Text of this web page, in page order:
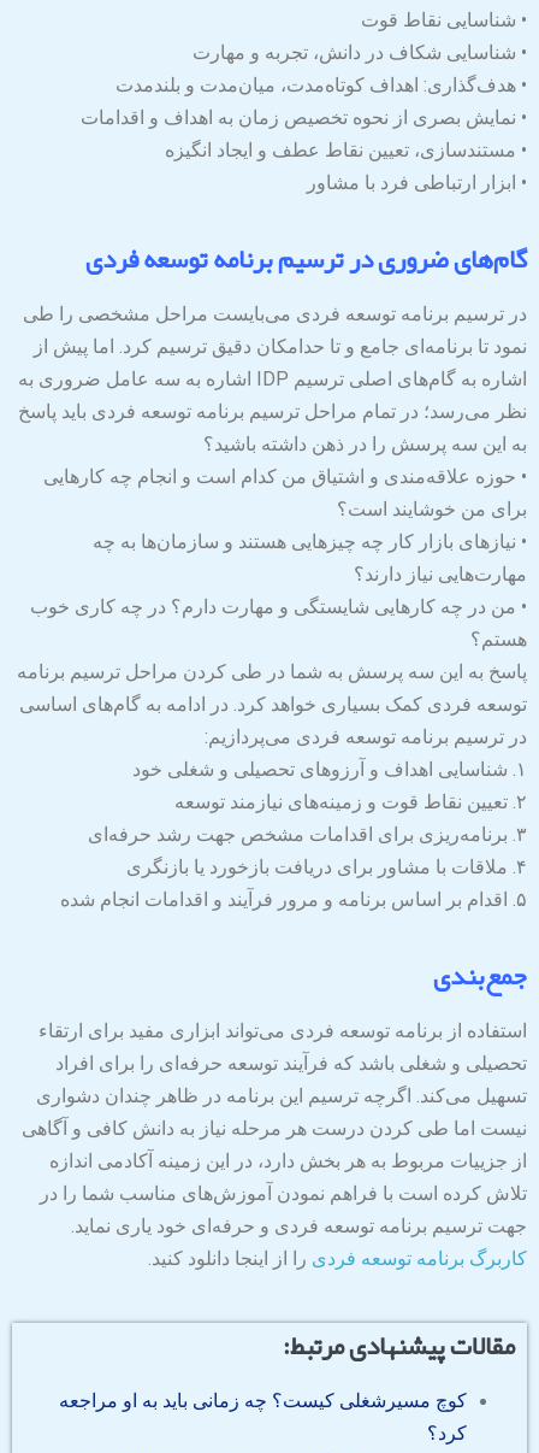
• شناسایی نقاط قوت
• شناسایی شکاف در دانش، تجربه و مهارت
• هدف‌گذاری: اهداف کوتاه‌مدت، میان‌مدت و بلندمدت
• نمایش بصری از نحوه تخصیص زمان به اهداف و اقدامات
• مستندسازی، تعیین نقاط عطف و ایجاد انگیزه
• ابزار ارتباطی فرد با مشاور
گام‌های ضروری در ترسیم برنامه توسعه فردی
در ترسیم برنامه توسعه فردی می‌بایست مراحل مشخصی را طی
نمود تا برنامه‌ای جامع و تا حدامکان دقیق ترسیم کرد. اما پیش از
اشاره به گام‌های اصلی ترسیم IDP اشاره به سه عامل ضروری به
نظر می‌رسد؛ در تمام مراحل ترسیم برنامه توسعه فردی باید پاسخ
به این سه پرسش را در ذهن داشته باشید؟
• حوزه علاقه‌مندی و اشتیاق من کدام است و انجام چه کارهایی
برای من خوشایند است؟
• نیازهای بازار کار چه چیزهایی هستند و سازمان‌ها به چه
مهارت‌هایی نیاز دارند؟
• من در چه کارهایی شایستگی و مهارت دارم؟ در چه کاری خوب
هستم؟
پاسخ به این سه پرسش به شما در طی کردن مراحل ترسیم برنامه
توسعه فردی کمک بسیاری خواهد کرد. در ادامه به گام‌های اساسی
در ترسیم برنامه توسعه فردی می‌پردازیم:
۱. شناسایی اهداف و آرزوهای تحصیلی و شغلی خود
۲. تعیین نقاط قوت و زمینه‌های نیازمند توسعه
۳. برنامه‌ریزی برای اقدامات مشخص جهت رشد حرفه‌ای
۴. ملاقات با مشاور برای دریافت بازخورد یا بازنگری
۵. اقدام بر اساس برنامه و مرور فرآیند و اقدامات انجام شده
جمع‌بندی
استفاده از برنامه توسعه فردی می‌تواند ابزاری مفید برای ارتقاء
تحصیلی و شغلی باشد که فرآیند توسعه حرفه‌ای را برای افراد
تسهیل می‌کند. اگرچه ترسیم این برنامه در ظاهر چندان دشواری
نیست اما طی کردن درست هر مرحله نیاز به دانش کافی و آگاهی
از جزییات مربوط به هر بخش دارد، در این زمینه آکادمی اندازه
تلاش کرده است با فراهم نمودن آموزش‌های مناسب شما را در
جهت ترسیم برنامه توسعه فردی و حرفه‌ای خود یاری نماید.
کاربرگ برنامه توسعه فردی را از اینجا دانلود کنید.
مقالات پیشنهادی مرتبط:
کوچ مسیرشغلی کیست؟ چه زمانی باید به او مراجعه
کرد؟